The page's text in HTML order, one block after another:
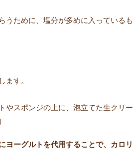
うために、塩分が多めに入っているも
ます。
やスポンジの上に、泡立てた生クリー
ヨーグルトを代用することで、カロリ